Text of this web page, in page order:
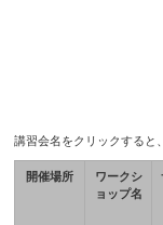
講習会名をクリックすると
開催場所
ワークシ
ョップ名